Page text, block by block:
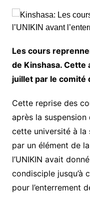
Les cours
de Kinshasa.
juillet par le comité
Cette reprise des
après la
cette université à la
par un élément de
l’UNIKIN avait
condisciple jusqu’à
pour l’enterrement